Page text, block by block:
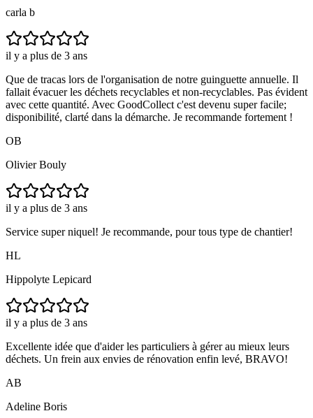
carla b
il y a plus de 3 ans
Que de tracas lors de l'organisation de notre guinguette annuelle. Il
fallait évacuer les déchets recyclables et non-recyclables. Pas évident
avec cette quantité. Avec GoodCollect c'est devenu super facile;
disponibilité, clarté dans la démarche. Je recommande fortement !
OB
Olivier Bouly
il y a plus de 3 ans
Service super niquel! Je recommande, pour tous type de chantier!
HL
Hippolyte Lepicard
il y a plus de 3 ans
Excellente idée que d'aider les particuliers à gérer au mieux leurs
déchets. Un frein aux envies de rénovation enfin levé, BRAVO!
AB
Adeline Boris